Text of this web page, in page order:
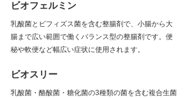
ビオフェルミン
乳酸菌とビフィズス菌を含む整腸剤で、小腸から大
腸まで広い範囲で働くバランス型の整腸剤です。便
秘や軟便など幅広い症状に使用されます。
ビオスリー
乳酸菌・酪酸菌・糖化菌の3種類の菌を含む複合生菌